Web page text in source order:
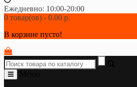
Ежедневно: 10:00-20:00
0 товар(ов) - 0.00 р.
В корзине пусто!